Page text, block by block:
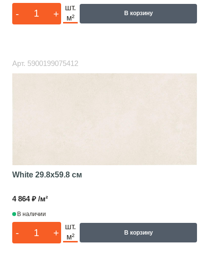
- +
шт.
м²
В корзину
Арт. 5900199075412
White 29.8x59.8 см
4 864 ₽ /м²
В наличии
- +
шт.
м²
В корзину